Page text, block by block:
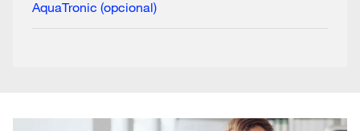
AquaTronic (opcional)